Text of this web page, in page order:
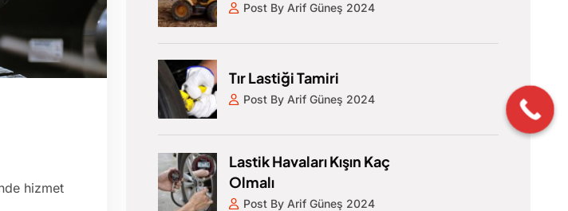
hizmet
Post By Arif Güneş 2024
Tır Lastiği Tamiri
Post By Arif Güneş 2024
Lastik Havaları Kışın Kaç
Olmalı
Post By Arif Güneş 2024